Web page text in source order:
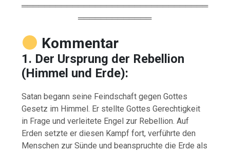
═════════════════════════════════
═════════════
Kommentar
1. Der Ursprung der Rebellion
(Himmel und Erde):
Satan begann seine Feindschaft gegen Gottes
Gesetz im Himmel. Er stellte Gottes Gerechtigkeit
in Frage und verleitete Engel zur Rebellion. Auf
Erden setzte er diesen Kampf fort, verführte den
Menschen zur Sünde und beanspruchte die Erde als